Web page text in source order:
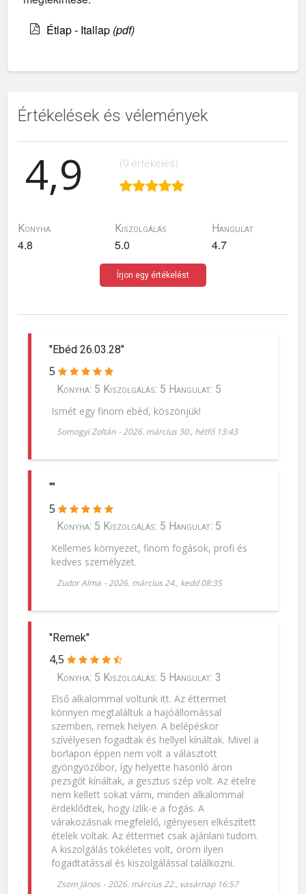
Étlap - Itallap (pdf)
Értékelések és vélemények
4,9 (9 értékelés)
Konyha
4.8
Kiszolgálás
5.0
Hangulat
4.7
Írjon egy értékelést
"Ebéd 26.03.28"
5
Konyha: 5 Kiszolgálás: 5 Hangulat: 5
Ismét egy finom ebéd, köszönjük!
Somogyi Zoltán -2026. március 30., hétfő 13:43
""
5
Konyha: 5 Kiszolgálás: 5 Hangulat: 5
Kellemes környezet, finom fogások, profi és
kedves személyzet.
Zudor Alma -2026. március 24., kedd 08:35
"Remek"
4,5
Konyha: 5 Kiszolgálás: 5 Hangulat: 3
Első alkalommal voltunk itt. Az éttermet
könnyen megtaláltuk a hajóállomással
szemben, remek helyen. A belépéskor
szívélyesen fogadtak és hellyel kínáltak. Mivel a
borlapon éppen nem volt a választott
gyöngyözőbor, így helyette hasonló áron
pezsgőt kínáltak, a gesztus szép volt. Az ételre
nem kellett sokat várni, minden alkalommal
érdeklődtek, hogy ízlik-e a fogás. A
várakozásnak megfelelő, igényesen elkészített
ételek voltak. Az éttermet csak ajánlani tudom.
A kiszolgálás tökéletes volt, öröm ilyen
fogadtatással és kiszolgálással találkozni.
Zsom János -2026. március 22., vasárnap 16:57